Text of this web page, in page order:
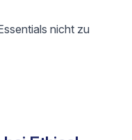
nicht zu